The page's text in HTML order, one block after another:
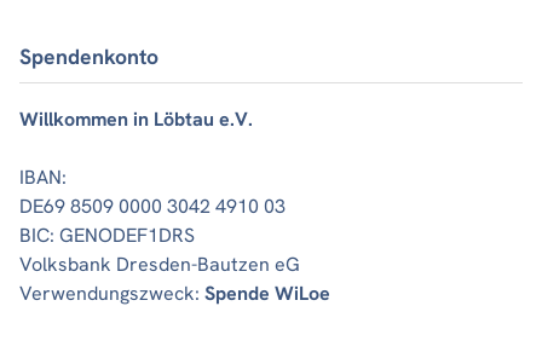
Spendenkonto
Willkommen in Löbtau e.V.
IBAN:
DE69 8509 0000 3042 4910 03
BIC: GENODEF1DRS
Volksbank Dresden-Bautzen eG
Verwendungszweck: Spende WiLoe